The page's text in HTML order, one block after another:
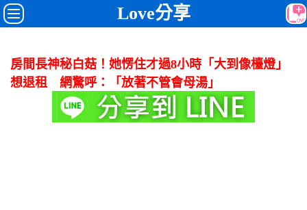
Love分享
房間長神秘白菇！她愣住才過8小時「大到像檯燈」
想退租 網驚呼：「放著不管會母湯」